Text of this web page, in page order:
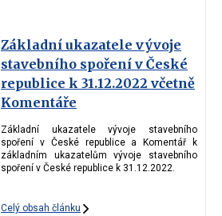
Základní ukazatele vývoje
stavebního spoření v České
republice k 31.12.2022 včetně
Komentáře
Základní ukazatele vývoje stavebního
spoření v České republice a Komentář k
základním ukazatelům vývoje stavebního
spoření v České republice k 31.12.2022.
Celý obsah článku